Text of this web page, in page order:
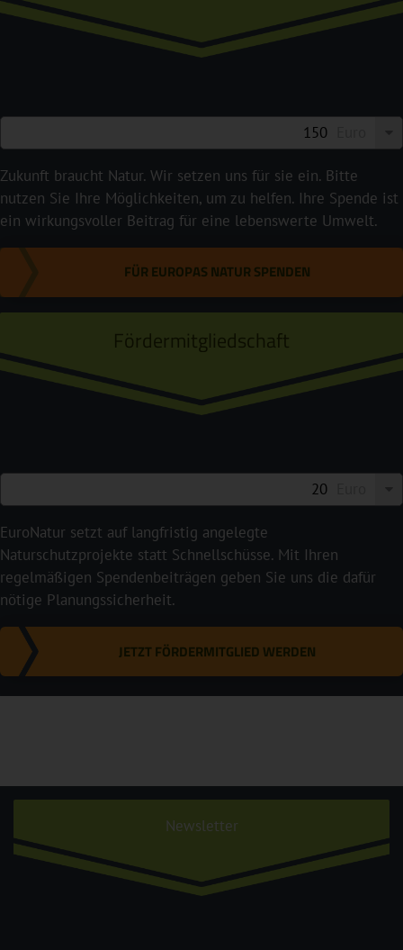
Zukunft braucht Natur. Wir setzen uns für sie ein. Bitte
nutzen Sie Ihre Möglichkeiten, um zu helfen. Ihre Spende ist
ein wirkungsvoller Beitrag für eine lebenswerte Umwelt.
FÜR EUROPAS NATUR SPENDEN
Fördermitgliedschaft
EuroNatur setzt auf langfristig angelegte
Naturschutzprojekte statt Schnellschüsse. Mit Ihren
regelmäßigen Spendenbeiträgen geben Sie uns die dafür
nötige Planungssicherheit.
JETZT FÖRDERMITGLIED WERDEN
Newsletter